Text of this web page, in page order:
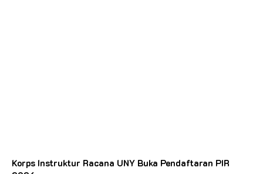
Korps Instruktur Racana UNY Buka Pendaftaran PIR